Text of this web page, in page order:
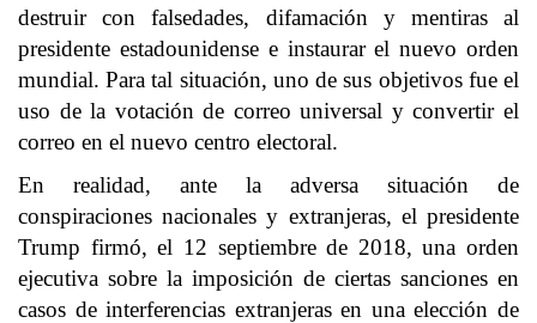
destruir con falsedades, difamación y mentiras al
presidente estadounidense e instaurar el nuevo orden
mundial. Para tal situación, uno de sus objetivos fue el
uso de la votación de correo universal y convertir el
correo en el nuevo centro electoral.
En realidad, ante la adversa situación de
conspiraciones nacionales y extranjeras, el presidente
Trump firmó, el 12 septiembre de 2018, una orden
ejecutiva sobre la imposición de ciertas sanciones en
casos de interferencias extranjeras en una elección de